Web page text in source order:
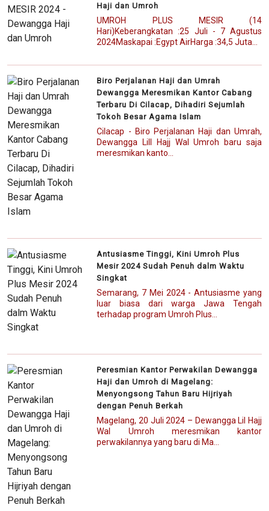
Haji dan Umroh
UMROH PLUS MESIR (14
Hari)Keberangkatan :25 Juli - 7 Agustus
2024Maskapai :Egypt AirHarga :34,5 Juta...
Biro Perjalanan Haji dan Umrah
Dewangga Meresmikan Kantor Cabang
Terbaru Di Cilacap, Dihadiri Sejumlah
Tokoh Besar Agama Islam
Cilacap - Biro Perjalanan Haji dan Umrah,
Dewangga Lill Hajj Wal Umroh baru saja
meresmikan kanto...
Antusiasme Tinggi, Kini Umroh Plus
Mesir 2024 Sudah Penuh dalm Waktu
Singkat
Semarang, 7 Mei 2024 - Antusiasme yang
luar biasa dari warga Jawa Tengah
terhadap program Umroh Plus...
Peresmian Kantor Perwakilan Dewangga
Haji dan Umroh di Magelang:
Menyongsong Tahun Baru Hijriyah
dengan Penuh Berkah
Magelang, 20 Juli 2024 – Dewangga Lil Hajj
Wal Umroh meresmikan kantor
perwakilannya yang baru di Ma...